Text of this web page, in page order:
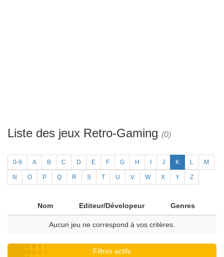
Liste des jeux Retro-Gaming (0)
0-9 A B C D E F G H J K L M
N O P Q R S T U V W X Y Z
Nom Editeur/Dévelopeur Genres
Aucun jeu ne correspond à vos critères.
Filtres actifs